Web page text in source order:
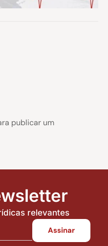
publicar um
relevantes